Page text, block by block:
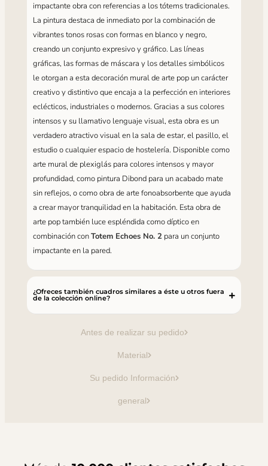
Antes de realizar su pedido
Material
Su pedido Información
general
impactante obra con referencias a los tótems tradicionales.
La pintura destaca de inmediato por la combinación de
vibrantes tonos rosas con formas en blanco y negro,
creando un conjunto expresivo y gráfico. Las líneas
gráficas, las formas de máscara y los detalles simbólicos
le otorgan a esta decoración mural de arte pop un carácter
creativo y distintivo que encaja a la perfección en interiores
eclécticos, industriales o modernos. Gracias a sus colores
intensos y su llamativo lenguaje visual, esta obra es un
verdadero atractivo visual en la sala de estar, el pasillo, el
estudio o cualquier espacio de hostelería. Disponible como
arte mural de plexiglás para colores intensos y mayor
profundidad, como pintura Dibond para un acabado mate
sin reflejos, o como obra de arte fonoabsorbente que ayuda
a crear mayor tranquilidad en la habitación. Esta obra de
arte pop también luce espléndida como díptico en
combinación conTotem Echoes No. 2para un conjunto
impactante en la pared.
¿Ofreces también cuadros similares a éste u otros fuera
de la colección online?